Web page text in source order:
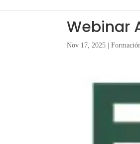
Webinar
Nov 17, 2025 |